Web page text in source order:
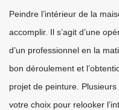
Peindre l’intérieur de la
accomplir. Il s’agit d’une
d’un professionnel en la
bon déroulement et
projet de peinture.
votre choix pour relooker